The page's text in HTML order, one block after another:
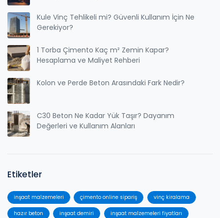
Kule Vinç Tehlikeli mi? Güvenli Kullanım İçin Ne
Gerekiyor?
1 Torba Çimento Kaç m² Zemin Kapar?
Hesaplama ve Maliyet Rehberi
Kolon ve Perde Beton Arasındaki Fark Nedir?
C30 Beton Ne Kadar Yük Taşır? Dayanım
Değerleri ve Kullanım Alanları
Etiketler
inşaat malzemeleri çimento online sipariş vinç kiralama
hazır beton inşaat demiri inşaat malzemeleri fiyatları